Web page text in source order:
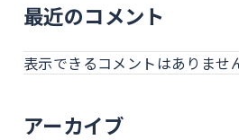
最近のコメント
表示できるコメントはありませ
アーカイブ